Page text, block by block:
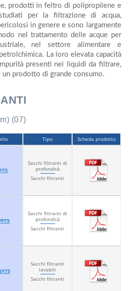
prodotti in feltro di polipropilene e
per la filtrazione di acqua,
in genere e sono largamente
nel trattamento delle acque per
nel settore alimentare e
La loro elevata capacità
presenti nei liquidi da filtrare,
prodotto di grande consumo.
(07)
Tipo Scheda prodotto
Sacchi filtranti di
profondità
Sacchi filtranti
Sacchi filtranti di
profondità
Sacchi filtranti
Sacchi filtranti
lavabili
Sacchi filtranti